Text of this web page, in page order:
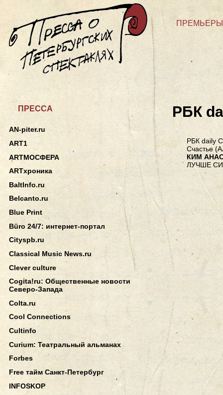
ПРЕМЬЕРЫ
РБК
РБК daily
Счастье
КИМ
ЛУЧШЕ
ПРЕССА
AN-piter.ru
ART1
ARTМОСФЕРА
ARTхроника
BaltInfo.ru
Belcanto.ru
Blue Print
Büro 24/7: интернет-портал
Cityspb.ru
Classical Music News.ru
Clever culture
Cogita!ru: Общественные новости
Северо-Запада
Colta.ru
Cool Connections
Cultinfo
Curium: Театральный альманах
Forbes
Free тайм Санкт-Петербург
INFOSKOP